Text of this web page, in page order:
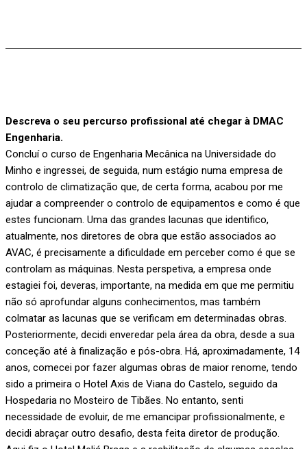
Descreva o seu percurso profissional até chegar à DMAC
Engenharia.
Concluí o curso de Engenharia Mecânica na Universidade do
Minho e ingressei, de seguida, num estágio numa empresa de
controlo de climatização que, de certa forma, acabou por me
ajudar a compreender o controlo de equipamentos e como é que
estes funcionam. Uma das grandes lacunas que identifico,
atualmente, nos diretores de obra que estão associados ao
AVAC, é precisamente a dificuldade em perceber como é que se
controlam as máquinas. Nesta perspetiva, a empresa onde
estagiei foi, deveras, importante, na medida em que me permitiu
não só aprofundar alguns conhecimentos, mas também
colmatar as lacunas que se verificam em determinadas obras.
Posteriormente, decidi enveredar pela área da obra, desde a sua
conceção até à finalização e pós-obra. Há, aproximadamente, 14
anos, comecei por fazer algumas obras de maior renome, tendo
sido a primeira o Hotel Axis de Viana do Castelo, seguido da
Hospedaria no Mosteiro de Tibães. No entanto, senti
necessidade de evoluir, de me emancipar profissionalmente, e
decidi abraçar outro desafio, desta feita diretor de produção.